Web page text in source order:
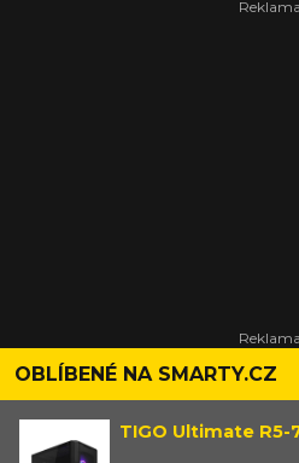
OBLÍBENÉ NA SMARTY.CZ
TIGO Ultimate R5-